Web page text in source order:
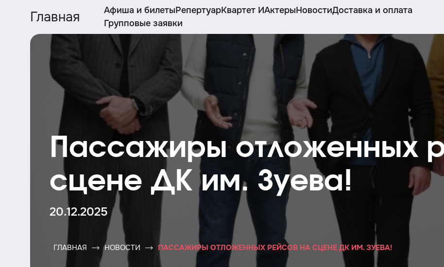
Главная Афиша и билетыРепертуарКвартет ИАктерыНовостиДоставка и оплата
Групповые заявки
Пассажиры отложенных
сцене ДК им. Зуева!
20.12.2025
ГЛАВНАЯ НОВОСТИ ПАССАЖИРЫ ОТЛОЖЕННЫХ РЕЙСОВ НА СЦЕНЕ ДК ИМ. ЗУЕВА!